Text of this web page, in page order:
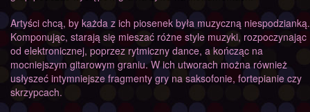
Artyści chcą, by każda z ich piosenek była muzyczną niespodzianką.
Komponując, starają się mieszać różne style muzyki, rozpoczynając
od elektronicznej, poprzez rytmiczny dance, a kończąc na
mocniejszym gitarowym graniu. W ich utworach można również
usłyszeć intymniejsze fragmenty gry na saksofonie, fortepianie czy
skrzypcach.